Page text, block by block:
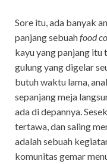
Sore itu, ada banyak
panjang sebuahfood
kayu yang panjang
gulung yang digelar
butuh waktu lama,
sepanjang meja
ada di depannya.
tertawa, dan saling
adalah sebuah
komunitas gemar